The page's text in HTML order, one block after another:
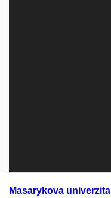
Masarykova univerzita